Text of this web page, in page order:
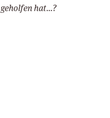
geholfen hat…?